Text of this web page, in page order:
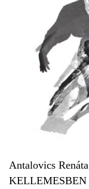
Antalovics Renáta